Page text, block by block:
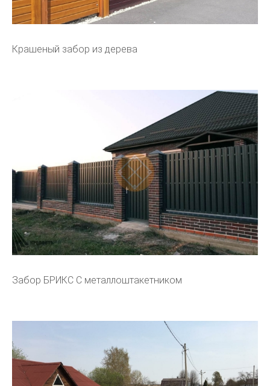
Крашеный забор из дерева
Забор БРИКС С металлоштакетником